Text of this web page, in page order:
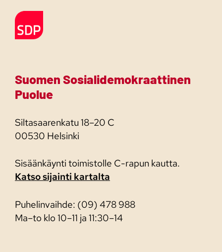
Etusivulle
Suomen Sosialidemokraattinen
Puolue
Siltasaarenkatu 18–20 C
00530 Helsinki
Sisäänkäynti toimistolle C-rapun kautta.
Katso sijainti kartalta
Puhelinvaihde: (09) 478 988
Ma–to klo 10–11 ja 11:30–14